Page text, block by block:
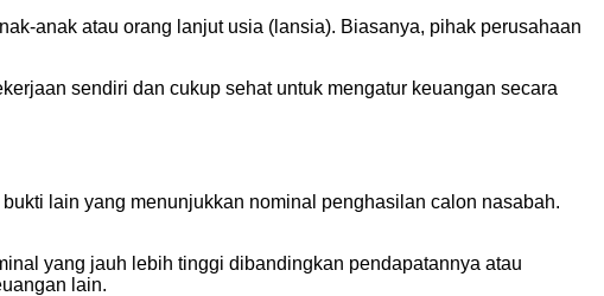
anak atau orang lanjut usia (lansia). Biasanya, pihak perusahaan
sendiri dan cukup sehat untuk mengatur keuangan secara
lain yang menunjukkan nominal penghasilan calon nasabah.
yang jauh lebih tinggi dibandingkan pendapatannya atau
lain.